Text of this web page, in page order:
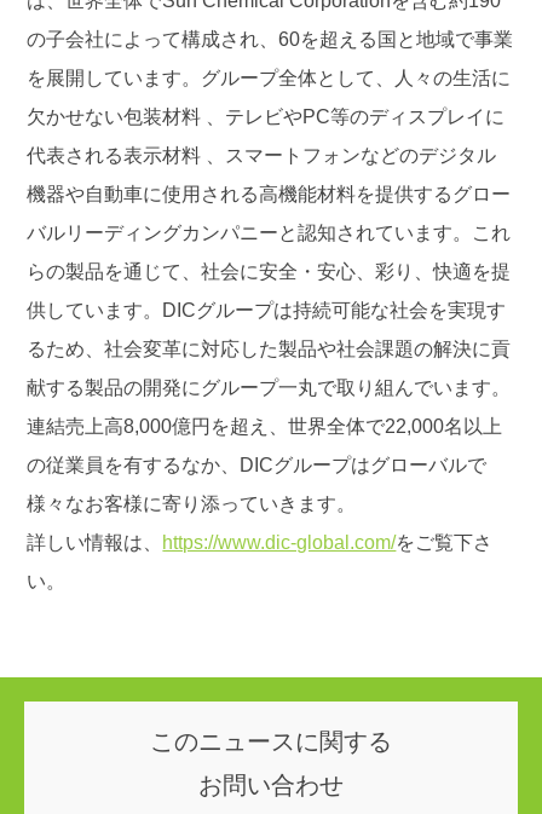
の子会社によって構成され、60を超える国と地域で事業
を展開しています。グループ全体として、人々の生活に
欠かせない包装材料 、テレビやPC等のディスプレイに
代表される表示材料 、スマートフォンなどのデジタル
機器や自動車に使用される高機能材料を提供するグロー
バルリーディングカンパニーと認知されています。これ
らの製品を通じて、社会に安全・安心、彩り、快適を提
供しています。DICグループは持続可能な社会を実現す
るため、社会変革に対応した製品や社会課題の解決に貢
献する製品の開発にグループ一丸で取り組んでいます。
連結売上高8,000億円を超え、世界全体で22,000名以上
の従業員を有するなか、DICグループはグローバルで
様々なお客様に寄り添っていきます。
詳しい情報は、 https://www.dic-global.com/をご覧下さ
い。
このニュースに関する
お問い合わせ